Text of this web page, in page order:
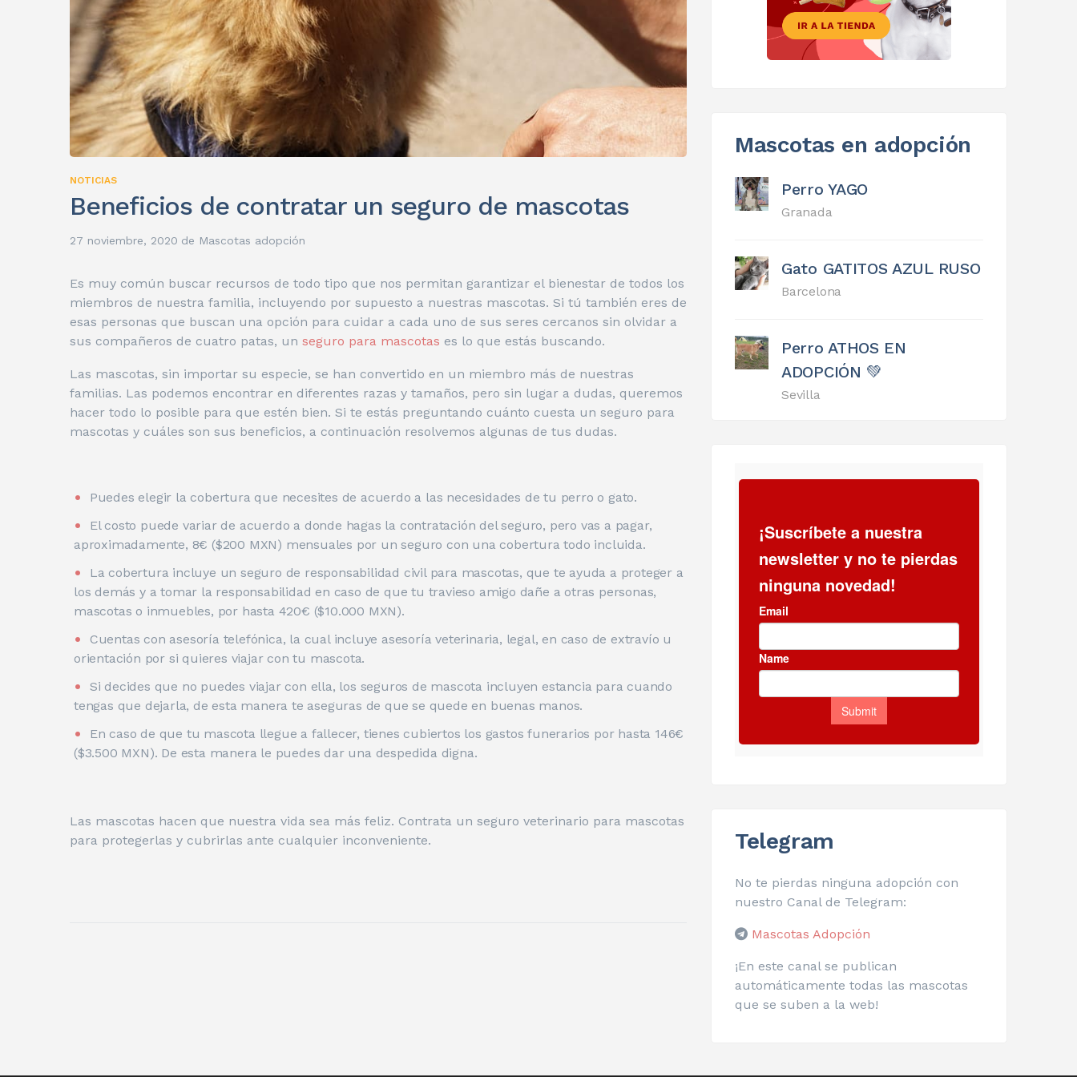
NOTICIAS
Beneficios de contratar un seguro de mascotas
27 noviembre, 2020 de Mascotas adopción
Es muy común buscar recursos de todo tipo que nos permitan garantizar el bienestar de todos los
miembros de nuestra familia, incluyendo por supuesto a nuestras mascotas. Si tú también eres de
esas personas que buscan una opción para cuidar a cada uno de sus seres cercanos sin olvidar a
sus compañeros de cuatro patas, un seguro para mascotas es lo que estás buscando.
Las mascotas, sin importar su especie, se han convertido en un miembro más de nuestras
familias. Las podemos encontrar en diferentes razas y tamaños, pero sin lugar a dudas, queremos
hacer todo lo posible para que estén bien. Si te estás preguntando cuánto cuesta un seguro para
mascotas y cuáles son sus beneficios, a continuación resolvemos algunas de tus dudas.
Puedes elegir la cobertura que necesites de acuerdo a las necesidades de tu perro o gato.
El costo puede variar de acuerdo a donde hagas la contratación del seguro, pero vas a pagar,
aproximadamente, 8€ ($200 MXN) mensuales por un seguro con una cobertura todo incluida.
La cobertura incluye un seguro de responsabilidad civil para mascotas, que te ayuda a proteger a
los demás y a tomar la responsabilidad en caso de que tu travieso amigo dañe a otras personas,
mascotas o inmuebles, por hasta 420€ ($10.000 MXN).
Cuentas con asesoría telefónica, la cual incluye asesoría veterinaria, legal, en caso de extravío u
orientación por si quieres viajar con tu mascota.
Si decides que no puedes viajar con ella, los seguros de mascota incluyen estancia para cuando
tengas que dejarla, de esta manera te aseguras de que se quede en buenas manos.
En caso de que tu mascota llegue a fallecer, tienes cubiertos los gastos funerarios por hasta 146€
($3.500 MXN). De esta manera le puedes dar una despedida digna.
Las mascotas hacen que nuestra vida sea más feliz. Contrata un seguro veterinario para mascotas
para protegerlas y cubrirlas ante cualquier inconveniente.
Mascotas en adopción
Perro YAGO
Granada
Gato GATITOS AZUL RUSO
Barcelona
Perro ATHOS EN
ADOPCIÓN 💚
Sevilla
Telegram
No te pierdas ninguna adopción con
nuestro Canal de Telegram:
Mascotas Adopción
¡En este canal se publican
automáticamente todas las mascotas
que se suben a la web!